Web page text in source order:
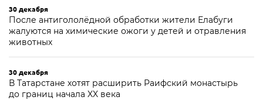
30 декабря
После антигололёдной обработки жители Елабуги
жалуются на химические ожоги у детей и отравления
животных
30 декабря
В Татарстане хотят расширить Раифский монастырь
до границ начала XX века